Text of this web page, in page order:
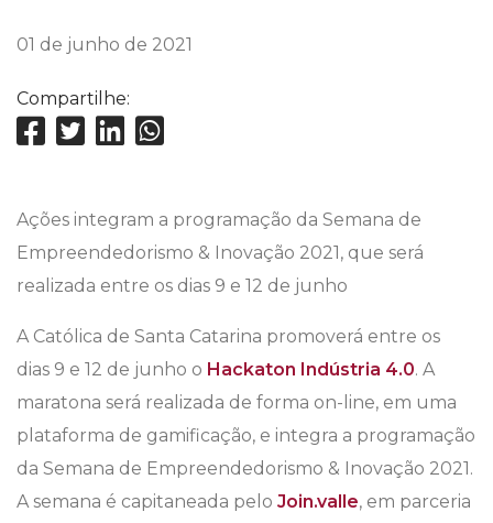
01 de junho de 2021
Compartilhe:
Ações integram a programação da Semana de
Empreendedorismo & Inovação 2021, que será
realizada entre os dias 9 e 12 de junho
A Católica de Santa Catarina promoverá entre os
dias 9 e 12 de junho o Hackaton Indústria 4.0. A
maratona será realizada de forma on-line, em uma
plataforma de gamificação, e integra a programação
da Semana de Empreendedorismo & Inovação 2021.
A semana é capitaneada pelo Join.valle, em parceria